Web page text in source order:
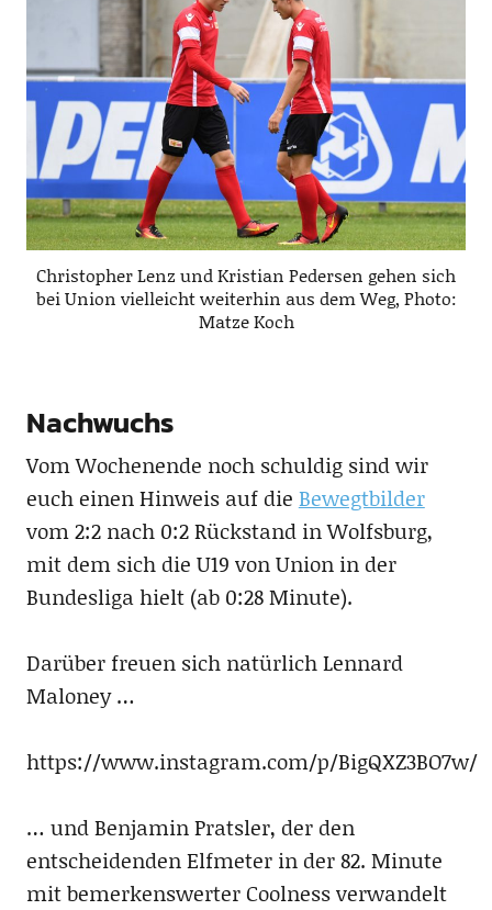
Christopher Lenz und Kristian Pedersen gehen sich
bei Union vielleicht weiterhin aus dem Weg, Photo:
Matze Koch
Nachwuchs
Vom Wochenende noch schuldig sind wir
euch einen Hinweis auf die Bewegtbilder
vom 2:2 nach 0:2 Rückstand in Wolfsburg,
mit dem sich die U19 von Union in der
Bundesliga hielt (ab 0:28 Minute).
Darüber freuen sich natürlich Lennard
Maloney …
https://www.instagram.com/p/BigQXZ3BO7w/
… und Benjamin Pratsler, der den
entscheidenden Elfmeter in der 82. Minute
mit bemerkenswerter Coolness verwandelt